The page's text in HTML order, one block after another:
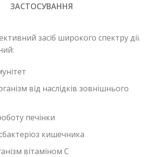
ЗАСТОСУВАННЯ
засіб широкого спектру дії.
від наслідків зовнішнього
печінки
кишечника
вітаміном С